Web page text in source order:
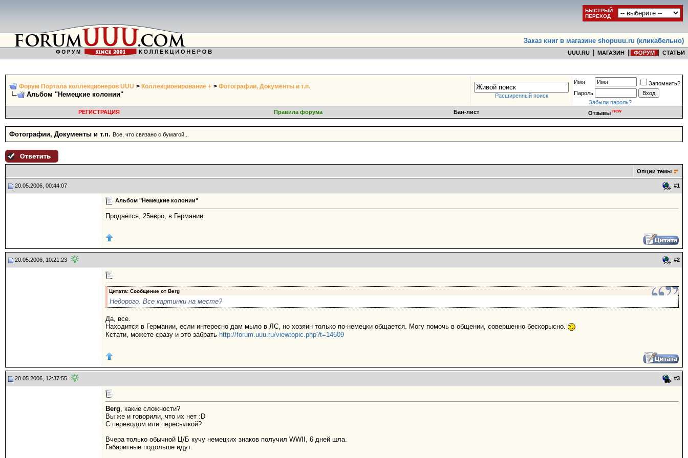
БЫСТРЫЙ
ПЕРЕХОД
Заказ книг в магазине shopuuu.ru (кликабельно)
UUU.RU МАГАЗИН ФОРУМ СТАТЬИ
Форум Портала коллекционеров UUU > Коллекционирование + > Фотографии, Документы и т.п.
Альбом "Немецкие колонии" Расширенный поиск
Имя
Запомнить?
Пароль
Забыли пароль?
РЕГИСТРАЦИЯ
Правила форума Бан-лист Отзывы new
Фотографии, Документы и т.п. Все, что связано с бумагой...
Опции темы
20.05.2006, 00:44:07 #1
Альбом "Немецкие колонии"
Продаётся, 25евро, в Германии.
20.05.2006, 10:21:23 #2
Цитата: Сообщение от Berg
Недорого. Все картинки на месте?
Да, все.
Находится в Германии, если интересно дам мыло в ЛС, но хозяин только по-немецки общается. Могу помочь в общении, совершенно бескорысно.
Кстати, можете сразу и это забрать http://forum.uuu.ru/viewtopic.php?t=14609
20.05.2006, 12:37:55 #3
Berg, какие сложности?
Вы же и говорили, что их нет :D
С переводом или пересылкой?
Вчера только обычной Ц/Б кучу немецких знаков получил WWII, 6 дней шла.
Габаритные подольше идут.